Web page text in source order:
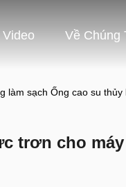
Video Về Chúng
làm sạch Ống cao su
trơn cho máy